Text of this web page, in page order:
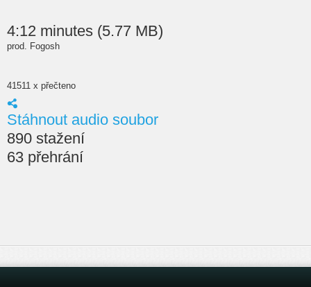
4:12 minutes (5.77 MB)
prod. Fogosh
41511 x přečteno
Stáhnout audio soubor
890 stažení
63 přehrání